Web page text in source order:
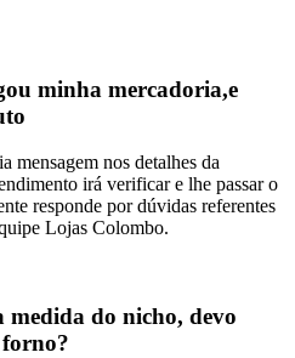
minha mercadoria,e
mensagem nos detalhes da
irá verificar e lhe passar o
responde por dúvidas referentes
Lojas Colombo.
medida do nicho, devo